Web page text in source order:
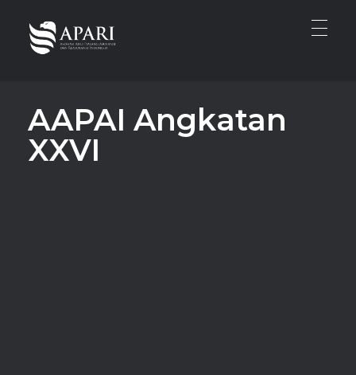
AAPAI Angkatan
XXVI